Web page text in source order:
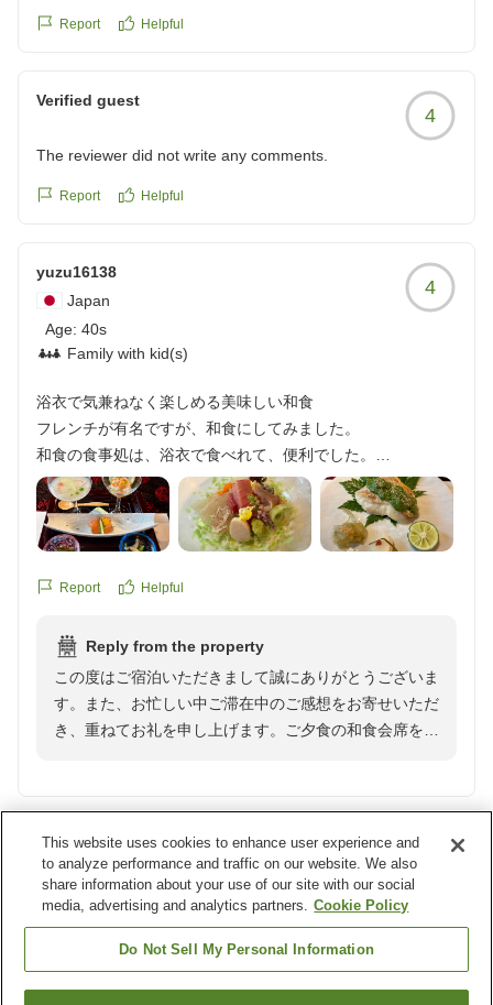
帰りたくなるようなお宿って、必ずそこに素晴らしいサービ
次の滞在も楽しみにしています。
reviewId=33123478164194
す。フレンチ、和食ともに青森の旬な厳選素材を使用
のご滞在では本鮪とスズキのお料理をお褒めいただき誠
にありがとうございました。料理人がもっともうれしい
お言葉でございます。
今回いただきましたお言葉に満足せず、次回再訪いただ
お願いいたします。
Report Helpful
Verified guest
4
The reviewer did not write any comments.
Report Helpful
yuzu16138
Japan
Age: 40s
Family with kid(s)
4
浴衣で気兼ねなく楽しめる美味しい和食
フレンチが有名ですが、和食にしてみました。
和食の食事処は、浴衣で食べれて、便利でした。
和食も美味しかったです。
他の画像やクチコミの詳細はこちらから
https://review.travel.rakuten.co.jp/hotel/voice/40565?
Report Helpful
Reply from the property
この度はご宿泊いただきまして誠にありがとうございま
す。また、お忙しい中ご滞在中のご感想をお寄せいただ
き、重ねてお礼を申し上げます。ご夕食の和食会席をお
酒をお楽しみいただけます。青森の旬な厳選素材をふん
だんに使用し、食材の美味しさが最も引き立つよう、繊
細な調理法で提供させていただいております。またお料
理に合うお酒も多数ご用意しておりますので、ぜひお食
事の際はスタッフにおススメをお尋ねくださいませ。
機会がございましたらまた八甲田ホテルへお越しくださ
いませ。今後とも八甲田ホテルをよろしくお願いいたし
ます。スタッフ一同心よりお待ち申し上げます。
Verified guest
The reviewer did not write any comments.
Helpful
This website uses cookies to enhance user experience and
to analyze performance and traffic on our website. We also
share information about your use of our site with our social
media, advertising and analytics partners. Cookie Policy
Do Not Sell My Personal Information